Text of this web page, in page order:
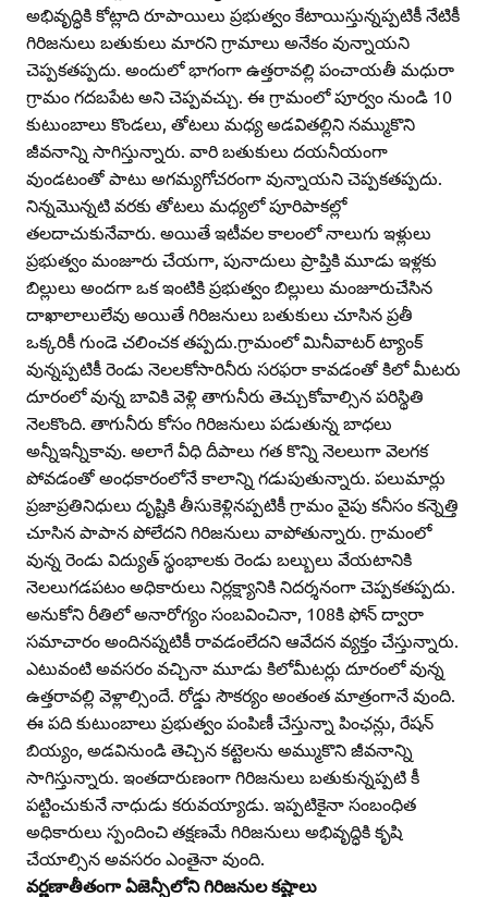
అభివృద్ధికి కోట్లాది రూపాయిలు ప్రభుత్వం కేటాయిస్తున్నప్పటికీ నేటికీ
గిరిజనులు బతుకులు మారని గ్రామాలు అనేకం వున్నాయని
చెప్పకతప్పదు. అందులో భాగంగా ఉత్తరావల్లి పంచాయతీ మధురా
గ్రామం గదబపేట అని చెప్పవచ్చు. ఈ గ్రామంలో పూర్వం నుండి 10
కుటుంబాలు కొండలు, తోటలు మధ్య అడవితల్లిని నమ్ముకొని
జీవనాన్ని సాగిస్తున్నారు. వారి బతుకులు దయనీయంగా
వుండటంతో పాటు అగమ్యగోచరంగా వున్నాయని చెప్పకతప్పదు.
నిన్నమొన్నటి వరకు తోటలు మధ్యలో పూరిపాకల్లో
తలదాచుకునేవారు. అయితే ఇటీవల కాలంలో నాలుగు ఇళ్లులు
ప్రభుత్వం మంజూరు చేయగా, పునాదులు ప్రాప్తికి మూడు ఇళ్లకు
బిల్లులు అందగా ఒక ఇంటికి ప్రభుత్వం బిల్లులు మంజూరుచేసిన
దాఖాలాలులేవు అయితే గిరిజనులు బతుకులు చూసిన ప్రతీ
ఒక్కరికీ గుండె చలించక తప్పదు.గ్రామంలో మినీవాటర్‌ ట్యాంక్‌
వున్నప్పటికీ రెండు నెలలకోసారినీరు సరఫరా కావడంతో కిలో మీటరు
దూరంలో వున్న బావికి వెళ్లి తాగునీరు తెచ్చుకోవాల్సిన పరిస్థితి
నెలకొంది. తాగునీరు కోసం గిరిజనులు పడుతున్న బాధలు
అన్నీఇన్నీకావు. అలాగే వీధి దీపాలు గత కొన్ని నెలలుగా వెలగక
పోవడంతో అంధకారంలోనే కాలాన్ని గడుపుతున్నారు. పలుమార్లు
ప్రజాప్రతినిధులు దృష్టికి తీసుకెళ్లినప్పటికీ గ్రామం వైపు కనీసం కన్నెత్తి
చూసిన పాపాన పోలేదని గిరిజనులు వాపోతున్నారు. గ్రామంలో
వున్న రెండు విద్యుత్‌ స్థంభాలకు రెండు బల్బులు వేయటానికి
నెలలుగడపటం అధికారులు నిర్లక్ష్యానికి నిదర్శనంగా చెప్పకతప్పదు.
అనుకోని రీతిలో అనారోగ్యం సంబవించినా, 108కి ఫోన్‌ ద్వారా
సమాచారం అందినప్నటికీ రావడంలేదని ఆవేదన వ్యక్తం చేస్తున్నారు.
ఎటువంటి అవసరం వచ్చినా మూడు కిలోమీటర్లు దూరంలో వున్న
ఉత్తరావల్లి వెళ్లాల్సిందే. రోడ్డు సౌకర్యం అంతంత మాత్రంగానే వుంది.
ఈ పది కుటుంబాలు ప్రభుత్వం పంపిణీ చేస్తున్నా పింఛన్లు, రేషన్‌
బియ్యం, అడవినుండి తెచ్చిన కట్టెలను అమ్ముకొని జీవనాన్ని
సాగిస్తున్నారు. ఇంతదారుణంగా గిరిజనులు బతుకున్నప్పటి కీ
పట్టించుకునే నాధుడు కరువయ్యాడు. ఇప్పటికైనా సంబంధిత
అధికారులు స్పందించి తక్షణమే గిరిజనులు అభివృద్ధికి కృషి
చేయాల్సిన అవసరం ఎంతైనా వుంది.
వర్ణణాతీతంగా ఏజెన్సీలోని గిరిజనుల కష్టాలు